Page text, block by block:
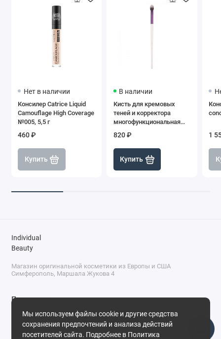
Нет в наличии
Консилер Catrice Liquid
Camouflage High Coverage
№005, 5,5 г
460 ₽
Купить
В наличии
Кисть для кремовых
теней и корректора
многофункциональная
K103*, Manly Pro
820 ₽
Купить
1
Мы используем файлы cookie и другие средства
сохранения предпочтений и анализа действий
посетителей сайта. Подробнее в Политика
Individual
Beauty
Магазин оригинальной косметики из Европы и США
Симферополь, Маршала Жукова 4
Поддержка
+7 (978) 586-46-46
ПН-ПТ: 9:00 - 18:00
Суббота: 9:00 - 17:00